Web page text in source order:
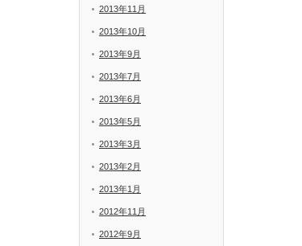
2013年11月
2013年10月
2013年9月
2013年7月
2013年6月
2013年5月
2013年3月
2013年2月
2013年1月
2012年11月
2012年9月